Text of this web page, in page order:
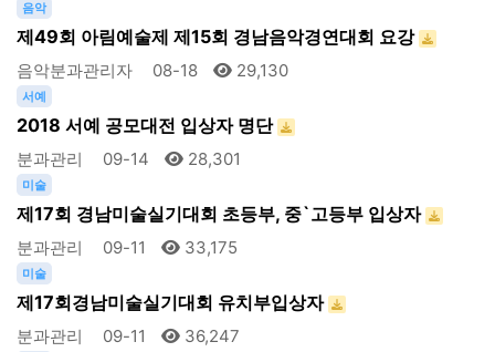
음악
제49회 아림예술제 제15회 경남음악경연대회 요강
음악분과관리자 08-18 29,130
서예
2018 서예 공모대전 입상자 명단
분과관리 09-14 28,301
미술
제17회 경남미술실기대회 초등부, 중`고등부 입상자
분과관리 09-11 33,175
미술
제17회경남미술실기대회 유치부입상자
분과관리 09-11 36,247